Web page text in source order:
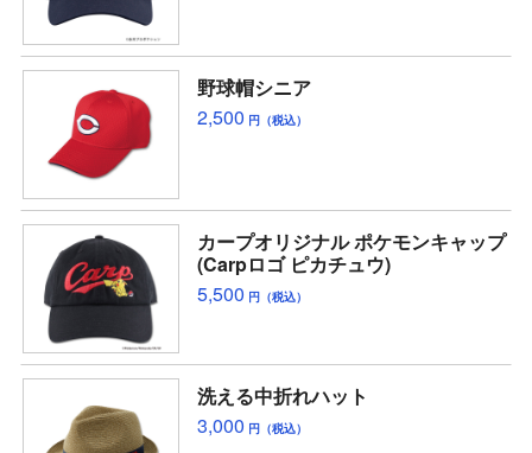
野球帽シニア
2,500 円（税込）
カープオリジナル ポケモンキャップ
(Carpロゴ ピカチュウ)
5,500 円（税込）
洗える中折れハット
3,000 円（税込）